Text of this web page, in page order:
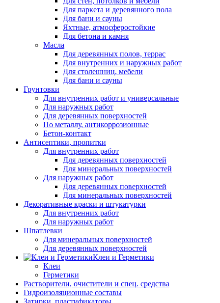
Для паркета и деревянного пола
Для бани и сауны
Яхтные, атмосферостойкие
Для бетона и камня
Масла
Для деревянных полов, террас
Для внутренних и наружных работ
Для столешниц, мебели
Для бани и сауны
Грунтовки
Для внутренних работ и универсальные
Для наружных работ
Для деревянных поверхностей
По металлу, антикоррозионные
Бетон-контакт
Антисептики, пропитки
Для внутренних работ
Для деревянных поверхностей
Для минеральных поверхностей
Для наружных работ
Для деревянных поверхностей
Для минеральных поверхностей
Декоративные краски и штукатурки
Для внутренних работ
Для наружных работ
Шпатлевки
Для минеральных поверхностей
Для деревянных поверхностей
Клеи и Герметики
Клеи
Герметики
Растворители, очистители и спец. средства
Гидроизоляционные составы
Затирки, пластификаторы